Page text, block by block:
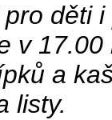
děti
v
a
listy.